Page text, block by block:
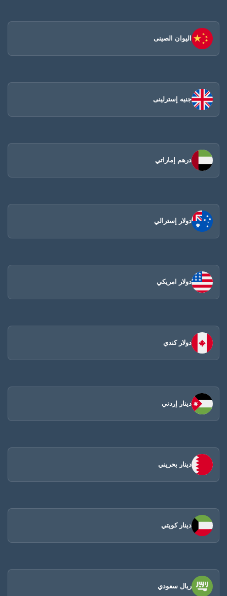
اليوان الصينى​
جنيه إسترلينى
درهم إماراتي
دولار إسترالي
دولار امريكي
دولار كندي
دينار إردني
دينار بحريني
دينار كويتي
ريال سعودي